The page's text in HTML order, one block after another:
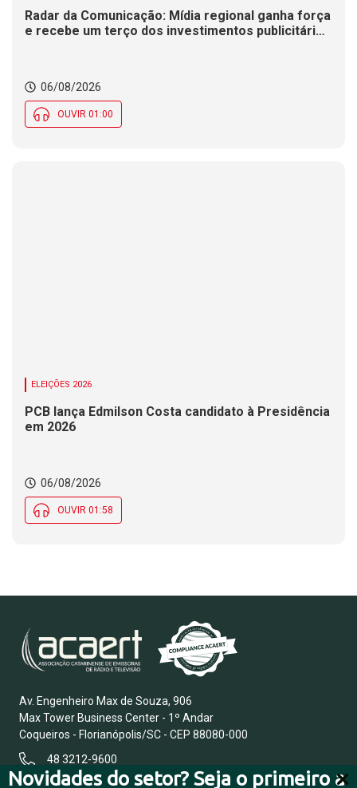
Novidades do setor? Seja o primeiro a
Radar da Comunicação: Mídia regional ganha força
e recebe um terço dos investimentos publicitários
06/08/2026
OUVIR 01:00
ELEIÇÕES 2026
PCB lança Edmilson Costa candidato à Presidência
em 2026
06/08/2026
OUVIR 01:58
Av. Engenheiro Max de Souza, 906
Max Tower Business Center - 1º Andar
Coqueiros - Florianópolis/SC - CEP 88080-000
48 3212-9600